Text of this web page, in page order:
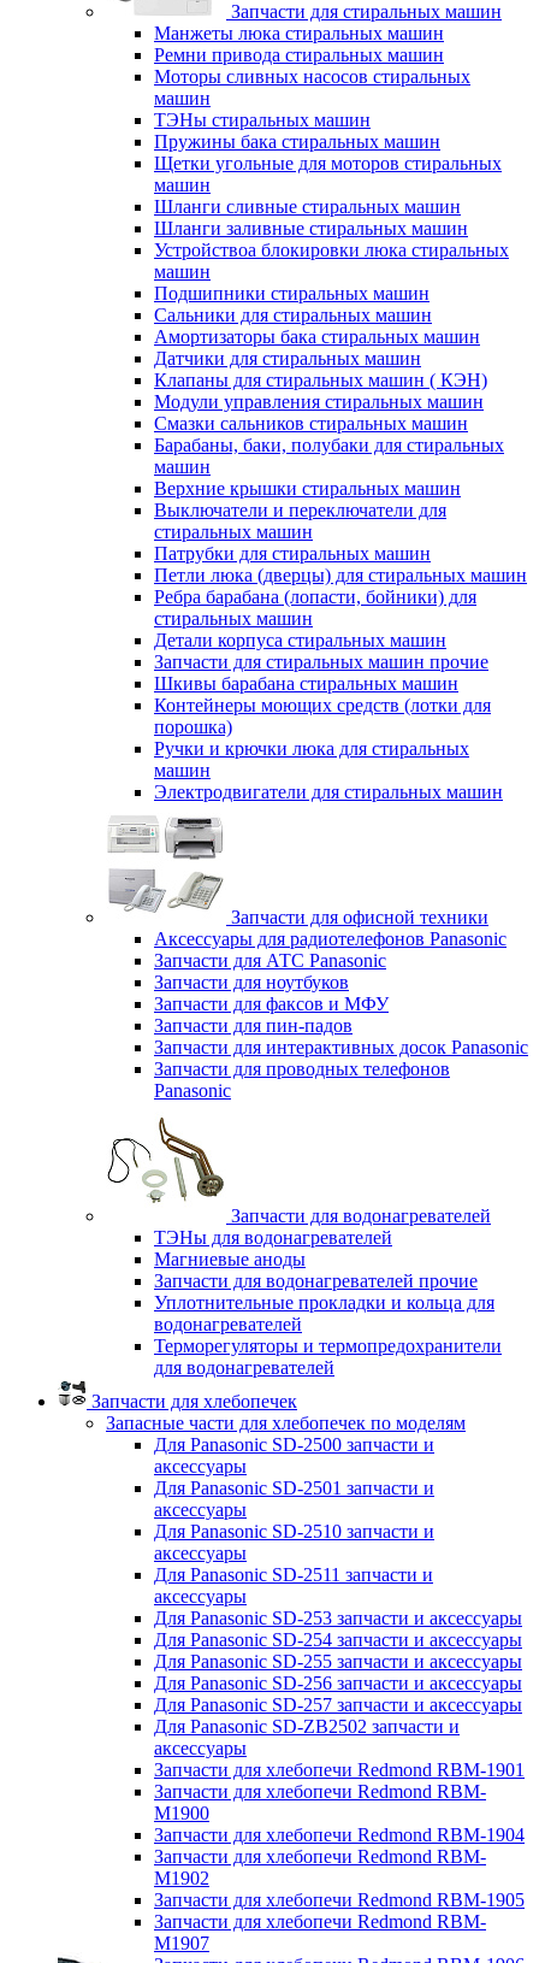
Запчасти для стиральных машин
Манжеты люка стиральных машин
Ремни привода стиральных машин
Моторы сливных насосов стиральных
машин
ТЭНы стиральных машин
Пружины бака стиральных машин
Щетки угольные для моторов стиральных
машин
Шланги сливные стиральных машин
Шланги заливные стиральных машин
Устройствоа блокировки люка стиральных
машин
Подшипники стиральных машин
Сальники для стиральных машин
Амортизаторы бака стиральных машин
Датчики для стиральных машин
Клапаны для стиральных машин ( КЭН)
Модули управления стиральных машин
Смазки сальников стиральных машин
Барабаны, баки, полубаки для стиральных
машин
Верхние крышки стиральных машин
Выключатели и переключатели для
стиральных машин
Патрубки для стиральных машин
Петли люка (дверцы) для стиральных машин
Ребра барабана (лопасти, бойники) для
стиральных машин
Детали корпуса стиральных машин
Запчасти для стиральных машин прочие
Шкивы барабана стиральных машин
Контейнеры моющих средств (лотки для
порошка)
Ручки и крючки люка для стиральных
машин
Электродвигатели для стиральных машин
Запчасти для офисной техники
Аксессуары для радиотелефонов Panasonic
Запчасти для АТС Panasonic
Запчасти для ноутбуков
Запчасти для факсов и МФУ
Запчасти для пин-падов
Запчасти для интерактивных досок Panasonic
Запчасти для проводных телефонов
Panasonic
Запчасти для водонагревателей
ТЭНы для водонагревателей
Магниевые аноды
Запчасти для водонагревателей прочие
Уплотнительные прокладки и кольца для
водонагревателей
Терморегуляторы и термопредохранители
для водонагревателей
Запчасти для хлебопечек
Запасные части для хлебопечек по моделям
Для Panasonic SD-2500 запчасти и
аксессуары
Для Panasonic SD-2501 запчасти и
аксессуары
Для Panasonic SD-2510 запчасти и
аксессуары
Для Panasonic SD-2511 запчасти и
аксессуары
Для Panasonic SD-253 запчасти и аксессуары
Для Panasonic SD-254 запчасти и аксессуары
Для Panasonic SD-255 запчасти и аксессуары
Для Panasonic SD-256 запчасти и аксессуары
Для Panasonic SD-257 запчасти и аксессуары
Для Panasonic SD-ZB2502 запчасти и
аксессуары
Запчасти для хлебопечи Redmond RBM-1901
Запчасти для хлебопечи Redmond RBM-
M1900
Запчасти для хлебопечи Redmond RBM-1904
Запчасти для хлебопечи Redmond RBM-
M1902
Запчасти для хлебопечи Redmond RBM-1905
Запчасти для хлебопечи Redmond RBM-
M1907